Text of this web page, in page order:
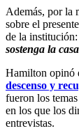
Además, por la
sobre el
de la institución:
sostenga la
Hamilton opinó
descenso y
fueron los
en los que los
entrevistas.